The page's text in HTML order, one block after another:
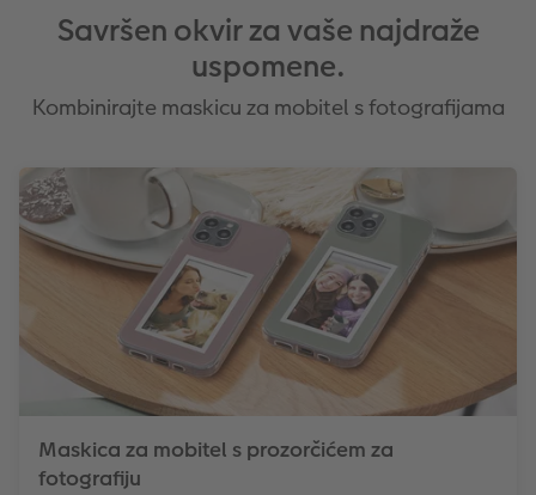
Savršen okvir za vaše najdraže
uspomene.
Kombinirajte maskicu za mobitel s fotografijama
Maskica za mobitel s prozorčićem za
fotografiju